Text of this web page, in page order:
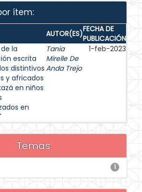
ítem:
AUTOR(ES)FECHA DE
PUBLICACIÓN
la
escrita
distintivos
y africados
en niños
en
Tania
Mirelle De
Anda Trejo
1-feb-2023
Temas
1